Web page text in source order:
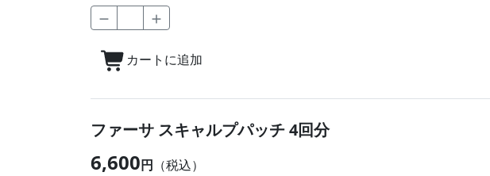
カートに追加
ファーサ スキャルプパッチ 4回分
6,600円 （税込）